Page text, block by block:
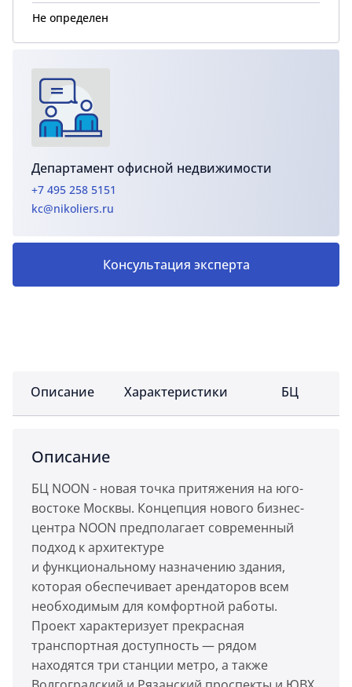
Не определен
Департамент офисной недвижимости
+7 495 258 5151
kc@nikoliers.ru
Консультация эксперта
Описание Характеристики БЦ
Описание
БЦ NOON - новая точка притяжения на юго-
востоке Москвы. Концепция нового бизнес-
центра NOON предполагает современный
подход к архитектуре
и функциональному назначению здания,
которая обеспечивает арендаторов всем
необходимым для комфортной работы.
Проект характеризует прекрасная
транспортная доступность — рядом
находятся три станции метро, а также